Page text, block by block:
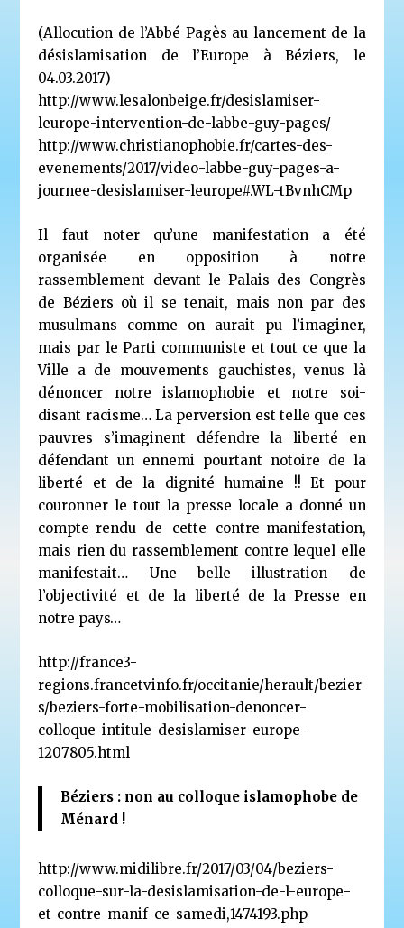
(Allocution de l’Abbé Pagès au lancement de la
désislamisation de l’Europe à Béziers, le
04.03.2017)
http://www.lesalonbeige.fr/desislamiser-
leurope-intervention-de-labbe-guy-pages/
http://www.christianophobie.fr/cartes-des-
evenements/2017/video-labbe-guy-pages-a-
journee-desislamiser-leurope#.WL-tBvnhCMp
Il faut noter qu’une manifestation a été
organisée en opposition à notre
rassemblement devant le Palais des Congrès
de Béziers où il se tenait, mais non par des
musulmans comme on aurait pu l’imaginer,
mais par le Parti communiste et tout ce que la
Ville a de mouvements gauchistes, venus là
dénoncer notre islamophobie et notre soi-
disant racisme… La perversion est telle que ces
pauvres s’imaginent défendre la liberté en
défendant un ennemi pourtant notoire de la
liberté et de la dignité humaine !! Et pour
couronner le tout la presse locale a donné un
compte-rendu de cette contre-manifestation,
mais rien du rassemblement contre lequel elle
manifestait… Une belle illustration de
l’objectivité et de la liberté de la Presse en
notre pays…
http://france3-
regions.francetvinfo.fr/occitanie/herault/bezier
s/beziers-forte-mobilisation-denoncer-
colloque-intitule-desislamiser-europe-
1207805.html
Béziers : non au colloque islamophobe de
Ménard !
http://www.midilibre.fr/2017/03/04/beziers-
colloque-sur-la-desislamisation-de-l-europe-
et-contre-manif-ce-samedi,1474193.php